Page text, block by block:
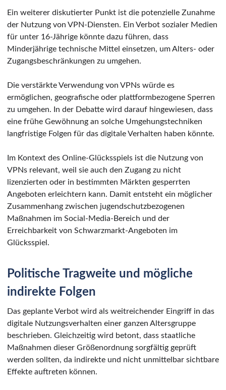
Ein weiterer diskutierter Punkt ist die potenzielle Zunahme
der Nutzung von VPN-Diensten. Ein Verbot sozialer Medien
für unter 16-Jährige könnte dazu führen, dass
Minderjährige technische Mittel einsetzen, um Alters- oder
Zugangsbeschränkungen zu umgehen.
Die verstärkte Verwendung von VPNs würde es
ermöglichen, geografische oder plattformbezogene Sperren
zu umgehen. In der Debatte wird darauf hingewiesen, dass
eine frühe Gewöhnung an solche Umgehungstechniken
langfristige Folgen für das digitale Verhalten haben könnte.
Im Kontext des Online-Glücksspiels ist die Nutzung von
VPNs relevant, weil sie auch den Zugang zu nicht
lizenzierten oder in bestimmten Märkten gesperrten
Angeboten erleichtern kann. Damit entsteht ein möglicher
Zusammenhang zwischen jugendschutzbezogenen
Maßnahmen im Social-Media-Bereich und der
Erreichbarkeit von Schwarzmarkt-Angeboten im
Glücksspiel.
Politische Tragweite und mögliche
indirekte Folgen
Das geplante Verbot wird als weitreichender Eingriff in das
digitale Nutzungsverhalten einer ganzen Altersgruppe
beschrieben. Gleichzeitig wird betont, dass staatliche
Maßnahmen dieser Größenordnung sorgfältig geprüft
werden sollten, da indirekte und nicht unmittelbar sichtbare
Effekte auftreten können.